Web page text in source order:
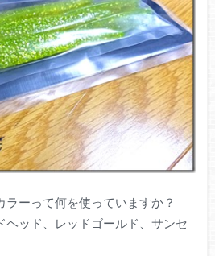
ラーって何を使っていますか？
ヘッド、レッドゴールド、サンセ